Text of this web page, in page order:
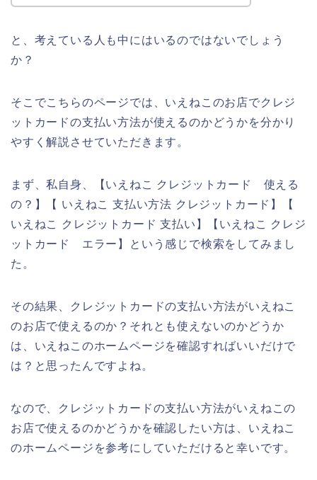
と、考えている人も中にはいるのではないでしょう
か？
そこでこちらのページでは、いえねこのお店でクレジ
ットカードの支払い方法が使えるのかどうかを分かり
やすく解説させていただきます。
まず、私自身、【いえねこ クレジットカード 使える
の？】【 いえねこ 支払い方法 クレジットカード】【
いえねこ クレジットカード 支払い】【いえねこ クレジ
ットカード エラー】という感じで検索をしてみまし
た。
その結果、クレジットカードの支払い方法がいえねこ
のお店で使えるのか？それとも使えないのかどうか
は、いえねこのホームページを確認すればいいだけで
は？と思ったんですよね。
なので、クレジットカードの支払い方法がいえねこの
お店で使えるのかどうかを確認したい方は、いえねこ
のホームページを参考にしていただけると幸いです。